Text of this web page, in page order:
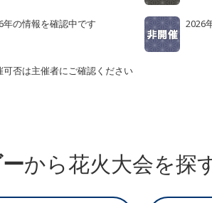
年の情報を確認中です 2026
可否は主催者にご確認ください
から花火大会を探